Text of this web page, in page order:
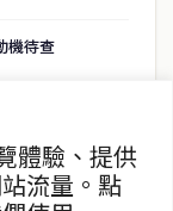
體驗、提供
流量。點
機待查